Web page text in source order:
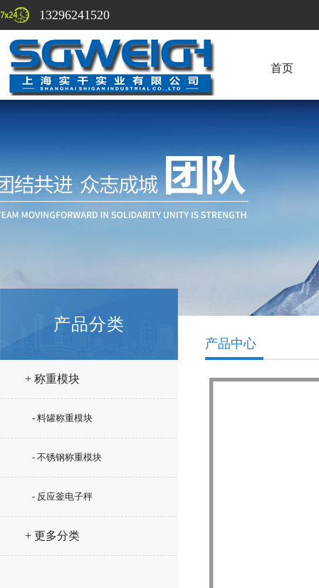
13296241520
首页
产品分类
+ 称重模块
- 料罐称重模块
- 不锈钢称重模块
- 反应釜电子秤
+ 更多分类
产品中心